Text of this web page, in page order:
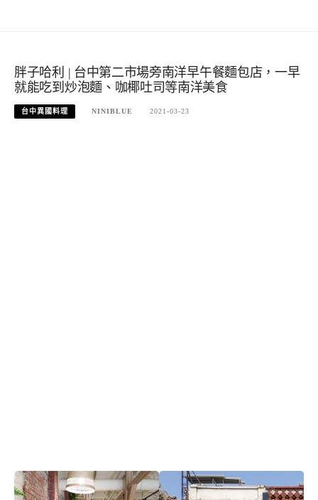
胖子哈利 | 台中第二市場旁南洋早午餐麵包店，一早
就能吃到炒泡麵、咖椰吐司等南洋美食
台中異國料理 NINIBLUE 2021-03-23